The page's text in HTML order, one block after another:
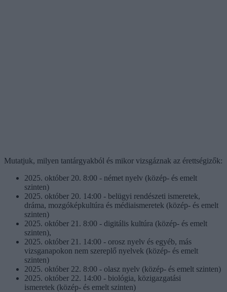
Mutatjuk, milyen tantárgyakból és mikor vizsgáznak az érettségizők:
2025. október 20. 8:00 - német nyelv (közép- és emelt
szinten)
2025. október 20. 14:00 - belügyi rendészeti ismeretek,
dráma, mozgóképkultúra és médiaismeretek (közép- és emelt
szinten)
2025. október 21. 8:00 - digitális kultúra (közép- és emelt
szinten),
2025. október 21. 14:00 - orosz nyelv és egyéb, más
vizsganapokon nem szereplő nyelvek (közép- és emelt
szinten)
2025. október 22. 8:00 - olasz nyelv (közép- és emelt szinten)
2025. október 22. 14:00 - biológia, közigazgatási
ismeretek (közép- és emelt szinten)